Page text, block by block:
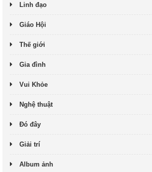
Linh đạo
Giáo Hội
Thế giới
Gia đình
Vui Khỏe
Nghệ thuật
Đó đây
Giải trí
Album ảnh